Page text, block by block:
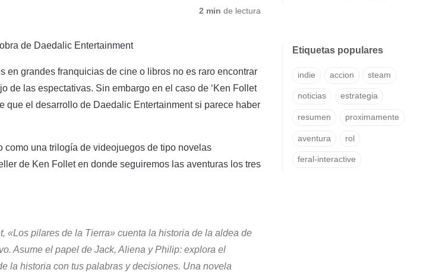
2 min de lectura
de Daedalic Entertainment
en grandes franquicias de cine o libros no es raro encontrar
de las espectativas. Sin embargo en el caso de ‘Ken Follet
que el desarrollo de Daedalic Entertainment si parece haber
como una trilogía de videojuegos de tipo novelas
de Ken Follet en donde seguiremos las aventuras los tres
«Los pilares de la Tierra» cuenta la historia de la aldea de
Asume el papel de Jack, Aliena y Philip: explora el
la historia con tus palabras y decisiones. Una novela
Etiquetas populares
indie accion steam
noticias estrategia
resumen proximamente
aventura rol
feral-interactive